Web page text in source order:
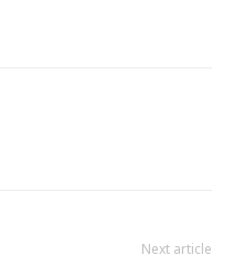
Next article